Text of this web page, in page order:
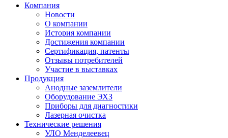
Компания
Новости
О компании
История компании
Достижения компании
Сертификация, патенты
Отзывы потребителей
Участие в выставках
Продукция
Анодные заземлители
Оборудование ЭХЗ
Приборы для диагностики
Лазерная очистка
Технические решения
УЛО Менделеевец